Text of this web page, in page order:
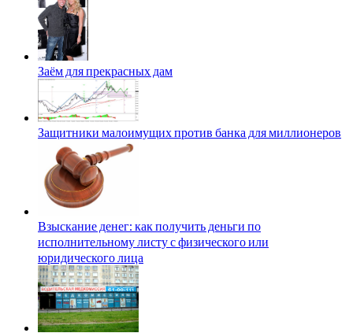
Заём для прекрасных дам
Защитники малоимущих против банка для миллионеров
Взыскание денег: как получить деньги по
исполнительному листу с физического или
юридического лица